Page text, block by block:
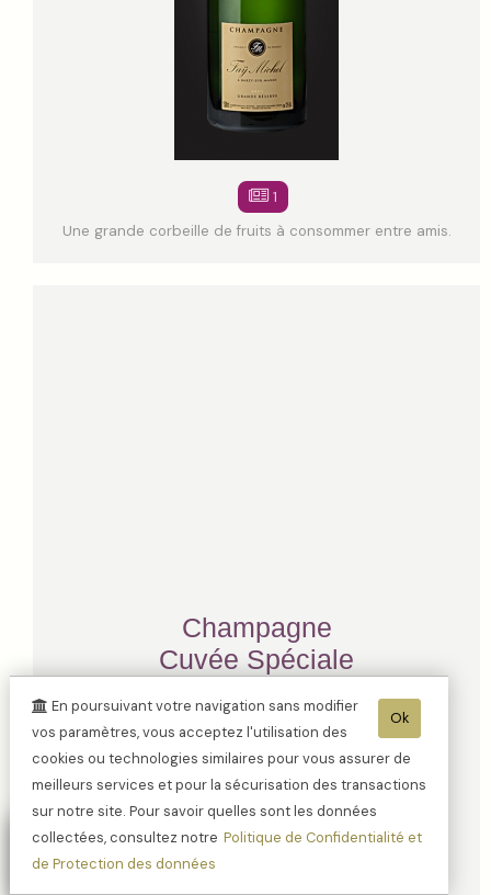
1
Une grande corbeille de fruits à consommer entre amis.
Champagne
Cuvée Spéciale
Or
Ok
En poursuivant votre navigation sans modifier
vos paramètres, vous acceptez l'utilisation des
cookies ou technologies similaires pour vous assurer de
meilleurs services et pour la sécurisation des transactions
sur notre site. Pour savoir quelles sont les données
collectées, consultez notre Politique de Confidentialité et
de Protection des données